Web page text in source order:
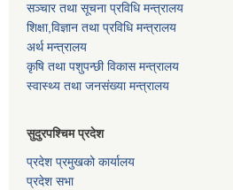
सञ्‍चार तथा सूचना प्रविधि मन्त्रालय
शिक्षा,विज्ञान तथा प्रविधि मन्त्रालय
अर्थ मन्त्रालय
कृषि तथा पशुपन्छी विकास मन्त्रालय
स्वास्थ्य तथा जनसंख्या मन्त्रालय
सुदुरपश्चिम प्रदेश
प्रदेश प्रमुखको कार्यालय
प्रदेश सभा